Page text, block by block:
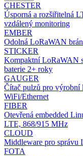
CHESTER
Úsporná a rozšiřitelná
vzdálený monitoring
EMBER
Odolná LoRaWAN
STICKER
Kompaktní LoRaWAN
baterie 2+ roky
GAUGER
Čítač pulzů pro výrobní
WiFi/Ethernet
FIBER
Otevřená embedded
LTE, 868/915 MHz
CLOUD
Middleware pro správu
FOTA